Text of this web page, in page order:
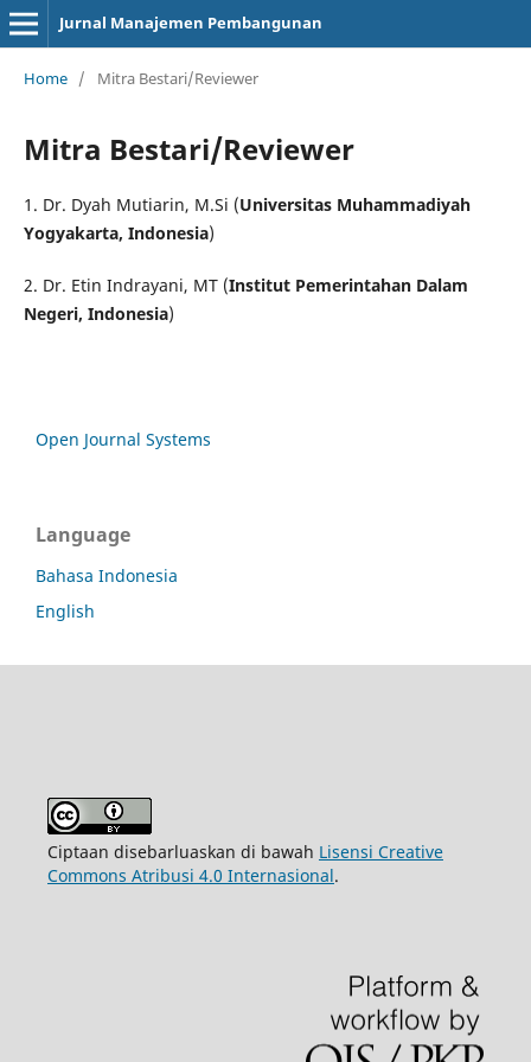
Jurnal Manajemen Pembangunan
Home / Mitra Bestari/Reviewer
Mitra Bestari/Reviewer
1. Dr. Dyah Mutiarin, M.Si (Universitas Muhammadiyah
Yogyakarta, Indonesia)
2. Dr. Etin Indrayani, MT (Institut Pemerintahan Dalam
Negeri, Indonesia)
Open Journal Systems
Language
Bahasa Indonesia
English
Ciptaan disebarluaskan di bawah Lisensi Creative
Commons Atribusi 4.0 Internasional.